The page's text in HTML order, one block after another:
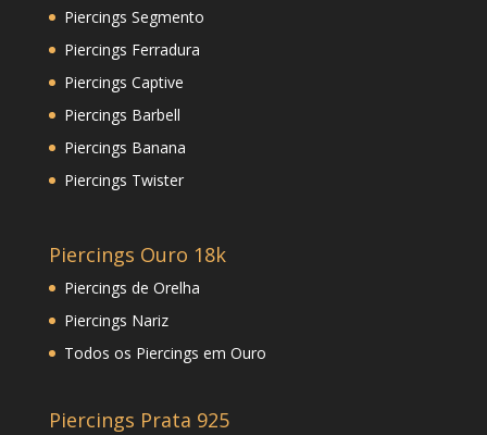
Piercings Segmento
Piercings Ferradura
Piercings Captive
Piercings Barbell
Piercings Banana
Piercings Twister
Piercings Ouro 18k
Piercings de Orelha
Piercings Nariz
Todos os Piercings em Ouro
Piercings Prata 925